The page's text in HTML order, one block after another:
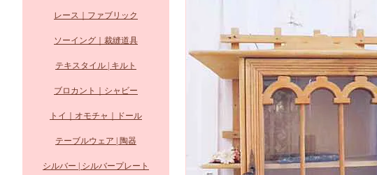
レース｜ファブリック
ソーイング｜裁縫道具
テキスタイル | キルト
ブロカント｜シャビー
トイ｜オモチャ｜ドール
テーブルウェア | 陶器
シルバー | シルバープレート